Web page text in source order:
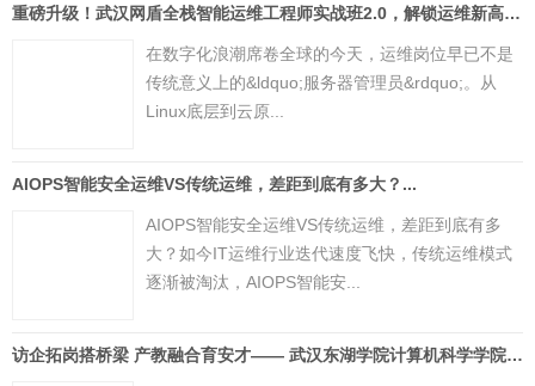
重磅升级！武汉网盾全栈智能运维工程师实战班2.0，解锁运维新高度...
在数字化浪潮席卷全球的今天，运维岗位早已不是
传统意义上的&ldquo;服务器管理员&rdquo;。从
Linux底层到云原...
AIOPS智能安全运维VS传统运维，差距到底有多大？...
AIOPS智能安全运维VS传统运维，差距到底有多
大？如今IT运维行业迭代速度飞快，传统运维模式
逐渐被淘汰，AIOPS智能安...
访企拓岗搭桥梁 产教融合育安才—— 武汉东湖学院计算机科学学院赴网盾学校深化合作...